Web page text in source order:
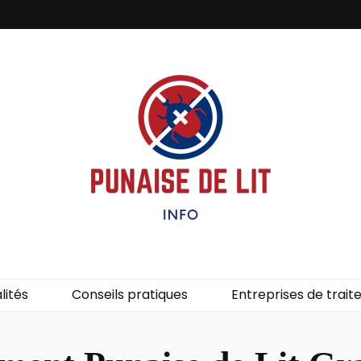
Conseils pratiques Entreprises de